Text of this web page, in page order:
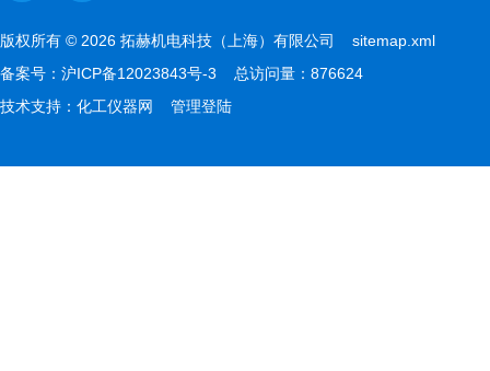
版权所有 © 2026 拓赫机电科技（上海）有限公司 sitemap.xml
备案号： 沪ICP备12023843号-3 总访问量：876624
技术支持： 化工仪器网 管理登陆